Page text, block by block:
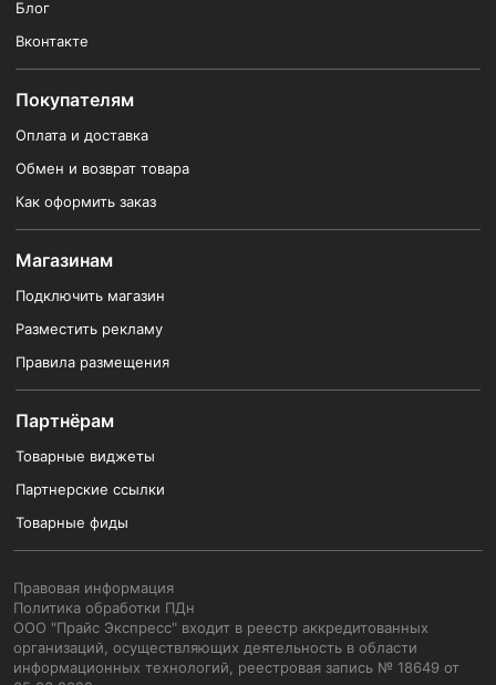
Блог
Вконтакте
Покупателям
Оплата и доставка
Обмен и возврат товара
Как оформить заказ
Магазинам
Подключить магазин
Разместить рекламу
Правила размещения
Партнёрам
Товарные виджеты
Партнерские ссылки
Товарные фиды
Правовая информация
Политика обработки ПДн
ООО "Прайс Экспресс" входит в реестр аккредитованных
организаций, осуществляющих деятельность в области
информационных технологий, реестровая запись № 18649 от